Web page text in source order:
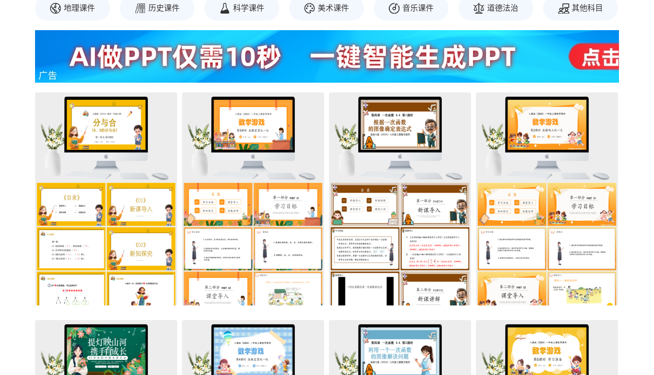
地理课件 历史课件 科学课件 美术课件 音乐课件 道德法治 其他科目